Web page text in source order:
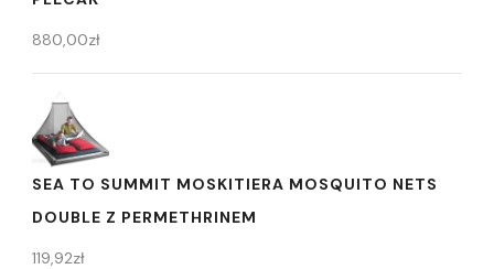
880,00zł
SEA TO SUMMIT MOSKITIERA MOSQUITO NETS
DOUBLE Z PERMETHRINEM
119,92zł